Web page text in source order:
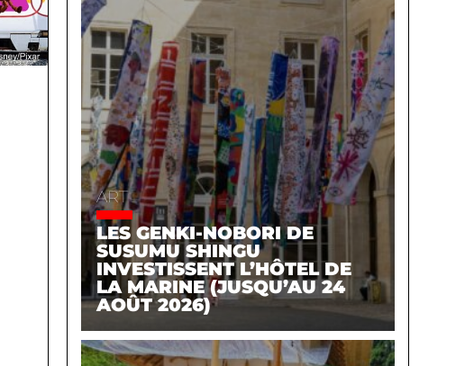
ART
LES GENKI-NOBORI DE
SUSUMU SHINGU
INVESTISSENT L’HÔTEL DE
LA MARINE (JUSQU’AU 24
AOÛT 2026)